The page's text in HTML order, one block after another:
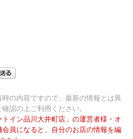
の内容ですので、最新の情報とは異
認の上ご利用ください。
イン品川大井町店」の運営者様・オ
員になると、自分のお店の情報を編